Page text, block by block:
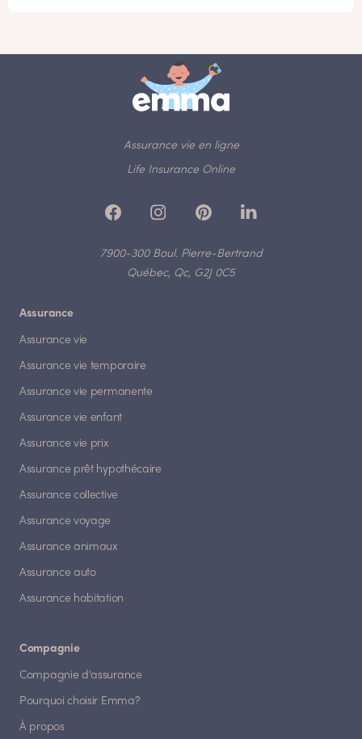
Assurance vie en ligne
Life Insurance Online
7900-300 Boul. Pierre-Bertrand
Québec, Qc, G2J 0C5
Assurance
Assurance vie
Assurance vie temporaire
Assurance vie permanente
Assurance vie enfant
Assurance vie prix
Assurance prêt hypothécaire
Assurance collective
Assurance voyage
Assurance animaux
Assurance auto
Assurance habitation
Compagnie
Compagnie d'assurance
Pourquoi choisir Emma?
À propos